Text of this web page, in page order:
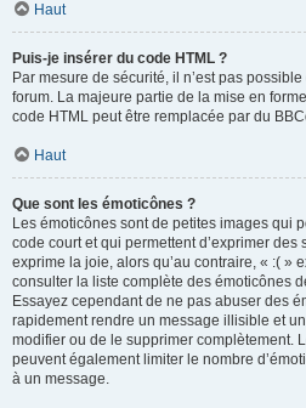
Haut
Puis-je insérer du code HTML ?
Par mesure de sécurité, il n’est pas
forum. La majeure partie de la mise en
code HTML peut être remplacée par du
Haut
Que sont les émoticônes ?
Les émoticônes sont de petites images qui
code court et qui permettent d’exprimer des
exprime la joie, alors qu’au contraire, « :( »
consulter la liste complète des émoticônes
Essayez cependant de ne pas abuser des
rapidement rendre un message illisible et
modifier ou de le supprimer complètement.
peuvent également limiter le nombre
à un message.